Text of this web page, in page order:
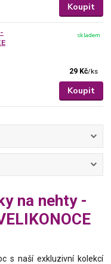
Koupit
29 Kč/ks
skladem
Koupit
na nehty -
s naší exkluzivní kolekcí